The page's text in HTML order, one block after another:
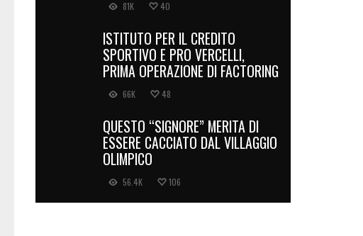
81K 40
ISTITUTO PER IL CREDITO
SPORTIVO E PRO VERCELLI,
PRIMA OPERAZIONE DI FACTORING
66K 48
QUESTO “SIGNORE” MERITA DI
ESSERE CACCIATO DAL VILLAGGIO
OLIMPICO
56.4K 106